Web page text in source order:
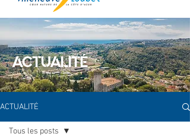
ACTUALITÉ
ACTUALITÉ
Tous les posts